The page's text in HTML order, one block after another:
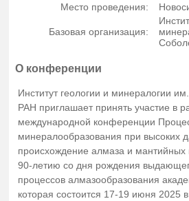
Место проведения:
Базовая организация:
О конференции
Институт геологии и минералогии
РАН приглашает принять участие в
международной конференции
минералообразования при высоких
происхождение алмаза и
90-летию со дня рождения
процессов алмазообразования
которая состоится 17-19 июня 2025